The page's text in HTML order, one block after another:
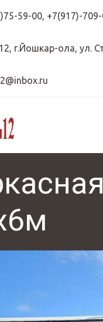
59-00, +7(917)-
, г.Йошкар-ола, ул.